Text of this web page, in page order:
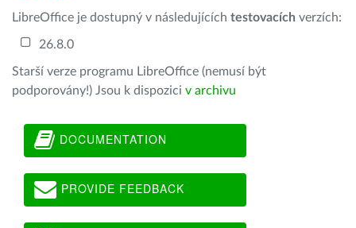
LibreOffice je dostupný v následujících testovacích verzích:
26.8.0
Starší verze programu LibreOffice (nemusí být
podporovány!) Jsou k dispozici v archivu
DOCUMENTATION
PROVIDE FEEDBACK